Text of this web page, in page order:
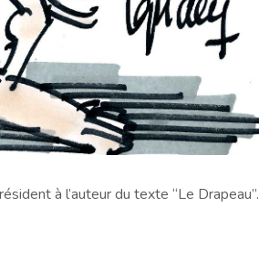
à l’auteur du texte “Le Drapeau”.